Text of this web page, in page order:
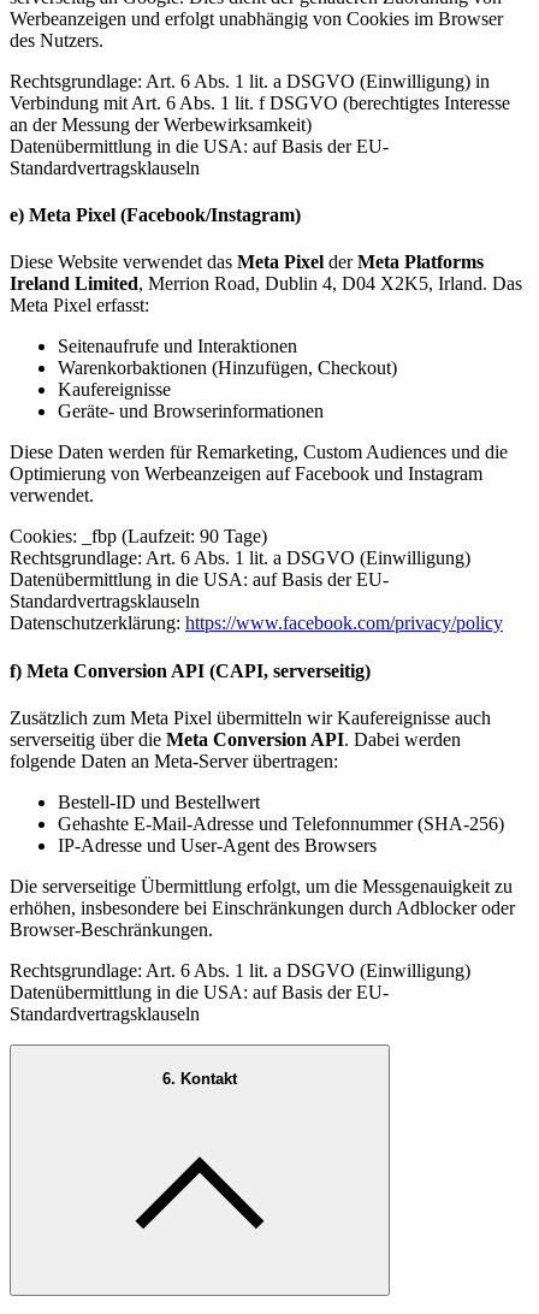
Werbeanzeigen und erfolgt unabhängig von Cookies im Browser
des Nutzers.
Rechtsgrundlage: Art. 6 Abs. 1 lit. a DSGVO (Einwilligung) in
Verbindung mit Art. 6 Abs. 1 lit. f DSGVO (berechtigtes Interesse
an der Messung der Werbewirksamkeit)
Datenübermittlung in die USA: auf Basis der EU-
Standardvertragsklauseln
e) Meta Pixel (Facebook/Instagram)
Diese Website verwendet das Meta Pixel derMeta Platforms
Ireland Limited, Merrion Road, Dublin 4, D04 X2K5, Irland. Das
Meta Pixel erfasst:
Seitenaufrufe und Interaktionen
Warenkorbaktionen (Hinzufügen, Checkout)
Kaufereignisse
Geräte- und Browserinformationen
Diese Daten werden für Remarketing, Custom Audiences und die
Optimierung von Werbeanzeigen auf Facebook und Instagram
verwendet.
Cookies: _fbp (Laufzeit: 90 Tage)
Rechtsgrundlage: Art. 6 Abs. 1 lit. a DSGVO (Einwilligung)
Datenübermittlung in die USA: auf Basis der EU-
Standardvertragsklauseln
Datenschutzerklärung: https://www.facebook.com/privacy/policy
f) Meta Conversion API (CAPI, serverseitig)
Zusätzlich zum Meta Pixel übermitteln wir Kaufereignisse auch
serverseitig über die Meta Conversion API. Dabei werden
folgende Daten an Meta-Server übertragen:
Bestell-ID und Bestellwert
Gehashte E-Mail-Adresse und Telefonnummer (SHA-256)
IP-Adresse und User-Agent des Browsers
Die serverseitige Übermittlung erfolgt, um die Messgenauigkeit zu
erhöhen, insbesondere bei Einschränkungen durch Adblocker oder
Browser-Beschränkungen.
Rechtsgrundlage: Art. 6 Abs. 1 lit. a DSGVO (Einwilligung)
Datenübermittlung in die USA: auf Basis der EU-
Standardvertragsklauseln
6. Kontakt